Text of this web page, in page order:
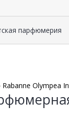
парфюмерия
Olympea